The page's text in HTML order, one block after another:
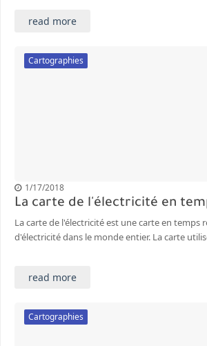
read more
Cartographies
1/17/2018
La carte de l'électricité en
La carte de l'électricité est une carte en temps
d'électricité dans le monde entier. La carte
read more
Cartographies